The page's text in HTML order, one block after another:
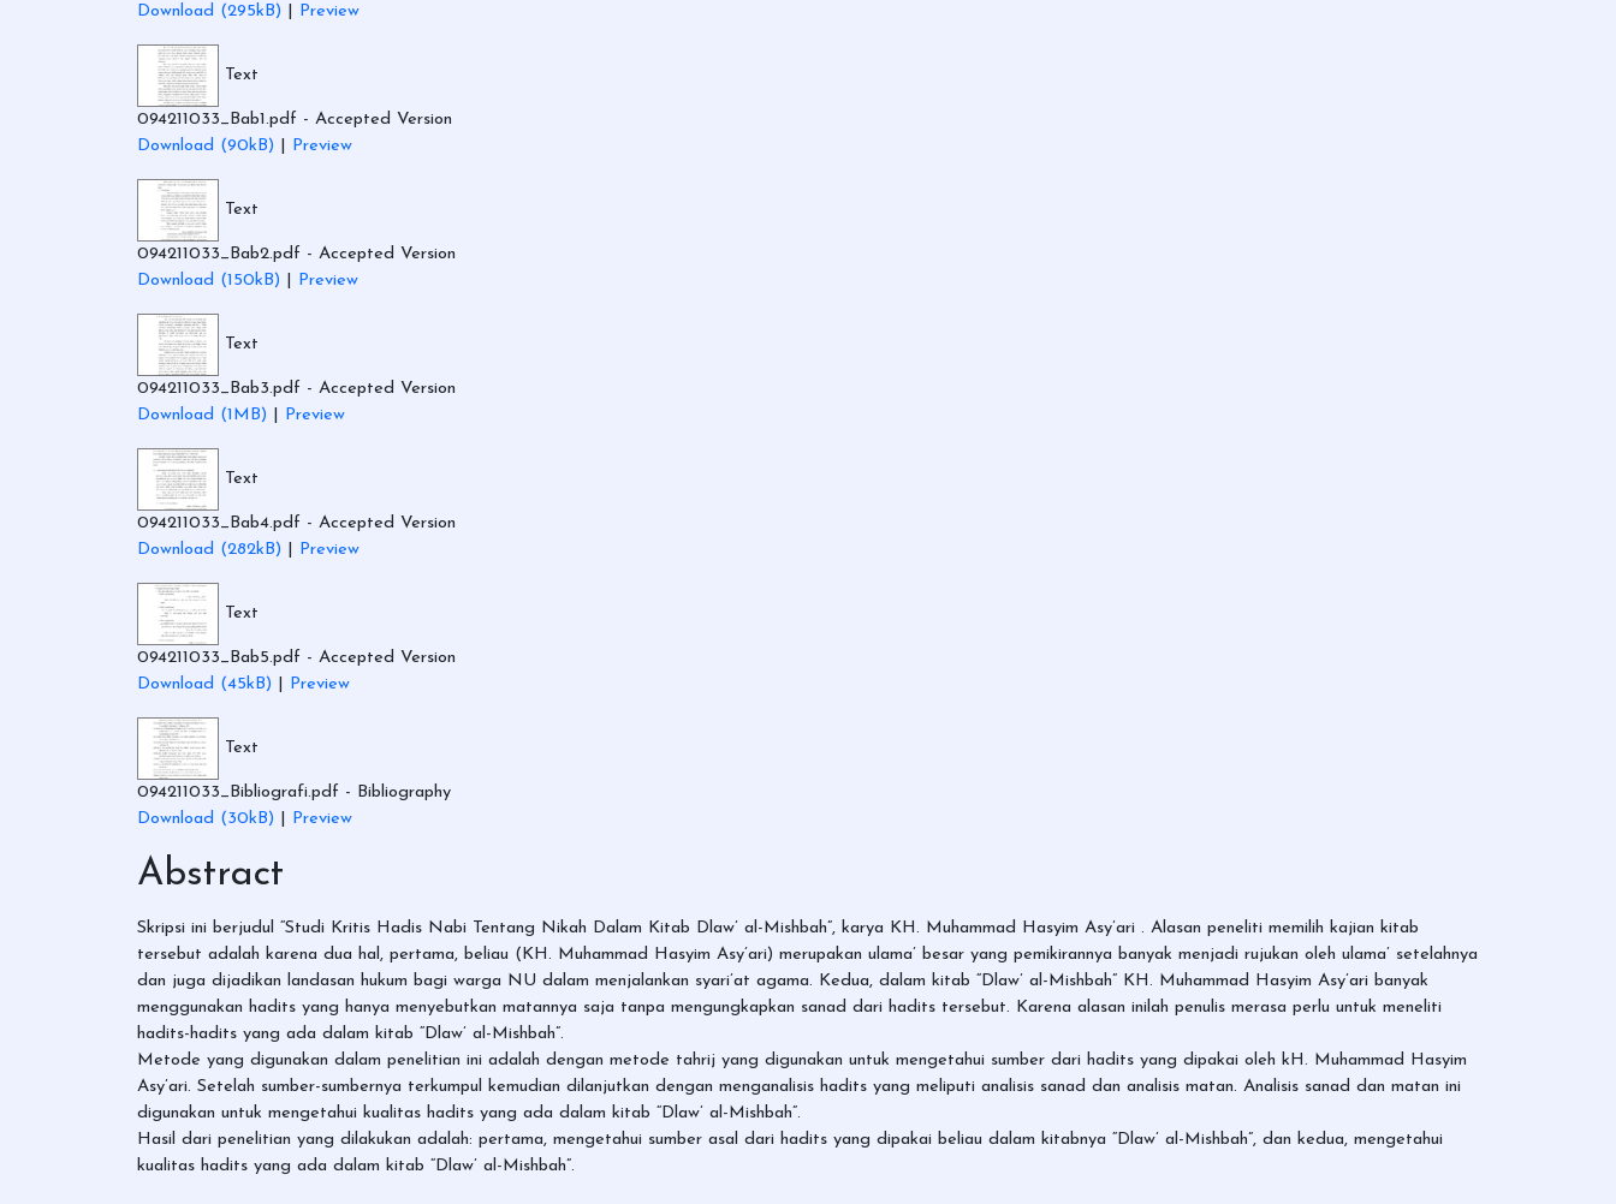
Download (295kB)
Preview
Text
094211033_Bab1.pdf - Accepted Version
Download (90kB)
Preview
Text
094211033_Bab2.pdf - Accepted Version
Download (150kB)
Preview
Text
094211033_Bab3.pdf - Accepted Version
Download (1MB)
Preview
Text
094211033_Bab4.pdf - Accepted Version
Download (282kB)
Preview
Text
094211033_Bab5.pdf - Accepted Version
Download (45kB)
Preview
Text
094211033_Bibliografi.pdf - Bibliography
Download (30kB)
Preview
Abstract
Skripsi ini berjudul “Studi Kritis Hadis Nabi Tentang Nikah Dalam Kitab Dlaw’ al-Mishbah”, karya KH. Muhammad Hasyim Asy’ari . Alasan peneliti memilih kajian kitab
tersebut adalah karena dua hal, pertama, beliau (KH. Muhammad Hasyim Asy’ari) merupakan ulama’ besar yang pemikirannya banyak menjadi rujukan oleh ulama’ setelahnya
dan juga dijadikan landasan hukum bagi warga NU dalam menjalankan syari’at agama. Kedua, dalam kitab “Dlaw’ al-Mishbah” KH. Muhammad Hasyim Asy’ari banyak
menggunakan hadits yang hanya menyebutkan matannya saja tanpa mengungkapkan sanad dari hadits tersebut. Karena alasan inilah penulis merasa perlu untuk meneliti
hadits-hadits yang ada dalam kitab “Dlaw’ al-Mishbah”.
Metode yang digunakan dalam penelitian ini adalah dengan metode tahrij yang digunakan untuk mengetahui sumber dari hadits yang dipakai oleh kH. Muhammad Hasyim
Asy’ari. Setelah sumber-sumbernya terkumpul kemudian dilanjutkan dengan menganalisis hadits yang meliputi analisis sanad dan analisis matan. Analisis sanad dan matan ini
digunakan untuk mengetahui kualitas hadits yang ada dalam kitab “Dlaw’ al-Mishbah”.
Hasil dari penelitian yang dilakukan adalah: pertama, mengetahui sumber asal dari hadits yang dipakai beliau dalam kitabnya “Dlaw’ al-Mishbah”, dan kedua, mengetahui
kualitas hadits yang ada dalam kitab “Dlaw’ al-Mishbah”.